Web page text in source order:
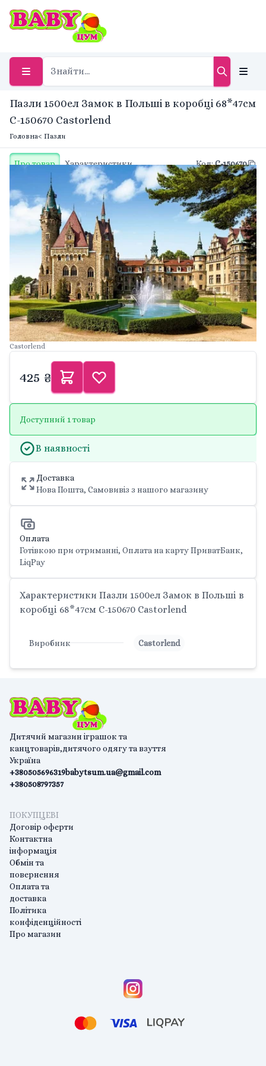
Пазли 1500ел Замок в Польші в коробці 68*47см
С-150670 Castorlend
Головна< Пазли
Про товар Характеристики Код:С-150670
Castorlend
425 ₴
Доступний 1 товар
В наявності
Доставка
Нова Пошта, Самовивіз з нашого магазину
Оплата
Готівкою при отриманні, Оплата на карту ПриватБанк,
LiqPay
Характеристики Пазли 1500ел Замок в Польші в
коробці 68*47см С-150670 Castorlend
Виробник Castorlend
Дитячий магазин іграшок та
канцтоварів,дитячого одягу та взуття
Україна
+380505696319
+380508797357
babytsum.ua@gmail.com
ПОКУПЦЕВІ
Договір оферти
Контактна
інформація
Обмін та
повернення
Оплата та
доставка
Політика
конфіденційності
Про магазин